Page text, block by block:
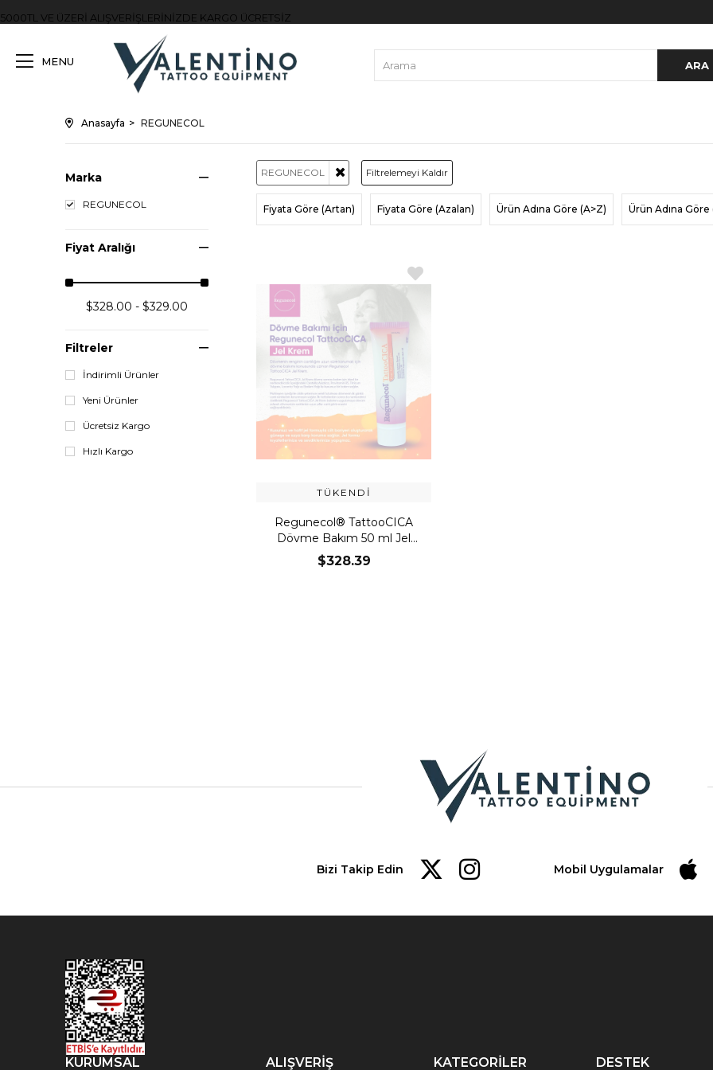
5000TL VE ÜZERİ ALIŞVERİŞLERİNİZDE KARGO ÜCRETSİZ
MENU
Anasayfa REGUNECOL
Marka
REGUNECOL
Fiyat Aralığı
$328.00 - $329.00
Filtreler
İndirimli Ürünler
Yeni Ürünler
Ücretsiz Kargo
Hızlı Kargo
REGUNECOL Filtrelemeyi Kaldır
Fiyata Göre (Artan) Fiyata Göre (Azalan) Ürün Adına Göre (A>Z) Ürün Adına Göre
TÜKENDI
Regunecol® TattooCICA
Dövme Bakım 50 ml Jel
Kremi 50 Adet
$328.39
Bizi Takip Edin Mobil Uygulamalar
KURUMSAL ALIŞVERİŞ KATEGORİLER DESTEK